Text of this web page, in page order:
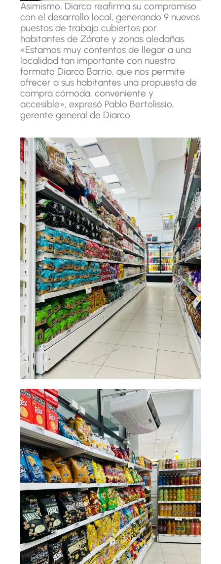
Asimismo, Diarco reafirma su compromiso
con el desarrollo local, generando 9 nuevos
puestos de trabajo cubiertos por
habitantes de Zárate y zonas aledañas.
«Estamos muy contentos de llegar a una
localidad tan importante con nuestro
formato Diarco Barrio, que nos permite
ofrecer a sus habitantes una propuesta de
compra cómoda, conveniente y
accesible», expresó Pablo Bertolissio,
gerente general de Diarco.